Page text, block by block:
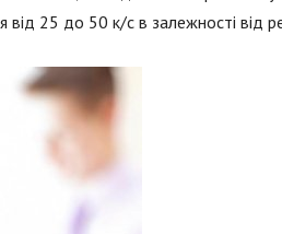
від 25 до 50 к/с в залежності від